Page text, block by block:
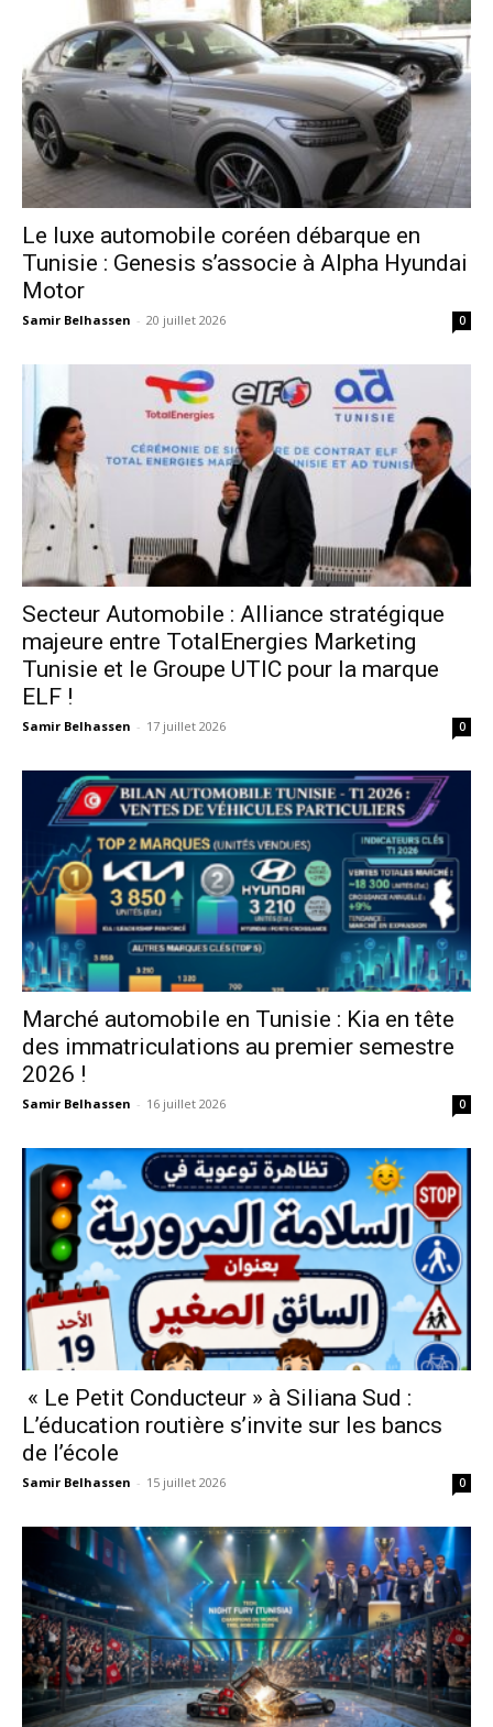
Le luxe automobile coréen débarque en
Tunisie : Genesis s’associe à Alpha Hyundai
Motor
Samir Belhassen - 20 juillet 2026 0
Secteur Automobile : Alliance stratégique
majeure entre TotalEnergies Marketing
Tunisie et le Groupe UTIC pour la marque
ELF !
Samir Belhassen - 17 juillet 2026 0
Marché automobile en Tunisie : Kia en tête
des immatriculations au premier semestre
2026 !
Samir Belhassen - 16 juillet 2026 0
« Le Petit Conducteur » à Siliana Sud :
L’éducation routière s’invite sur les bancs
de l’école
Samir Belhassen - 15 juillet 2026 0